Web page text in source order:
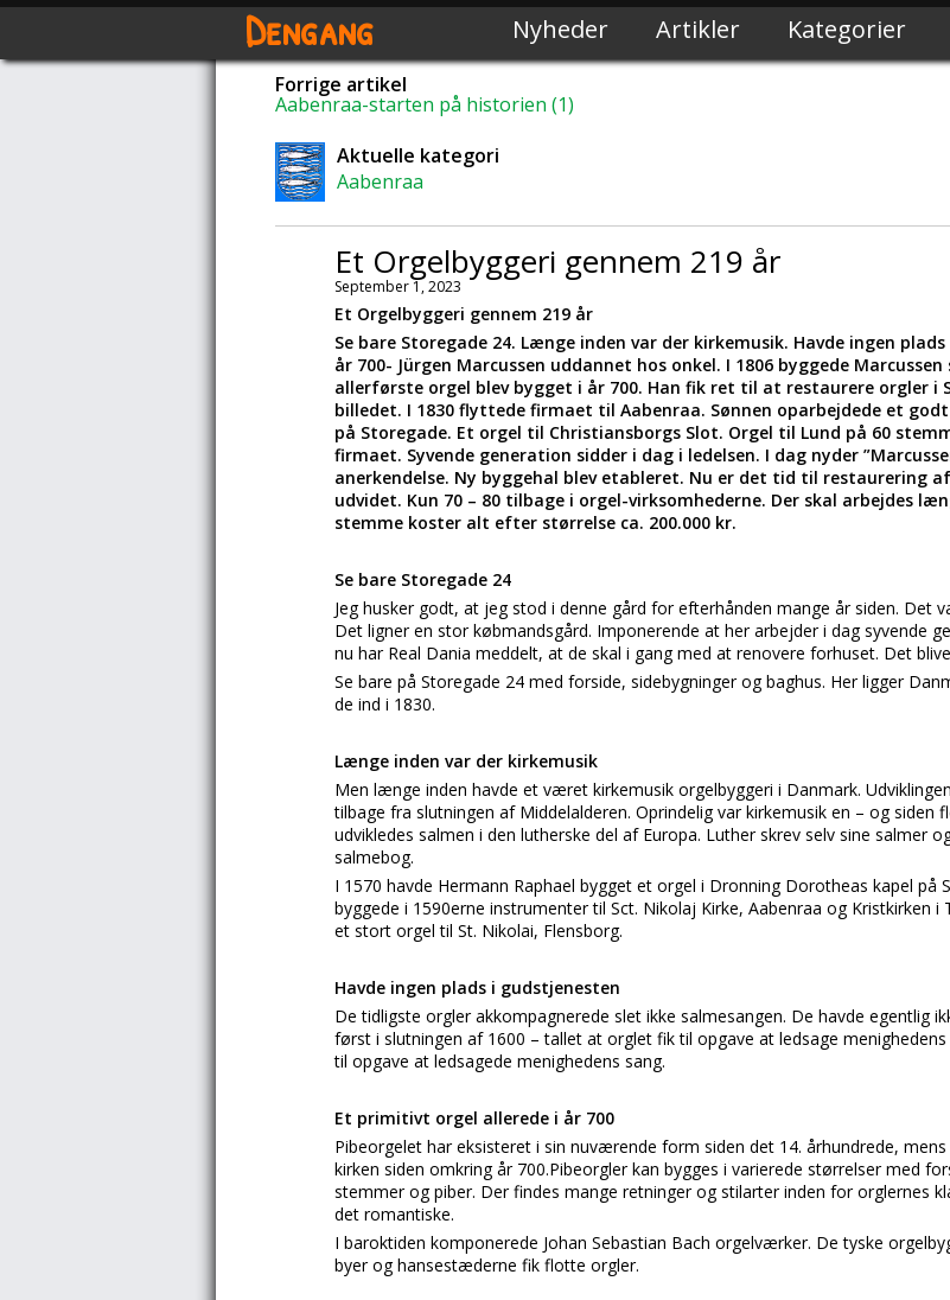
Dengang Nyheder Artikler Kategorier
Forrige artikel
Aabenraa-starten på historien (1)
Aktuelle kategori
Aabenraa
Et Orgelbyggeri gennem 219 år
September 1, 2023
Et Orgelbyggeri gennem 219 år
Se bare Storegade 24. Længe inden var der kirkemusik. Havde ingen
år 700- Jürgen Marcussen uddannet hos onkel. I 1806 byggede
allerførste orgel blev bygget i år 700. Han fik ret til at restaurere orgler i
billedet. I 1830 flyttede firmaet til Aabenraa. Sønnen oparbejdede et
på Storegade. Et orgel til Christiansborgs Slot. Orgel til Lund på 60
firmaet. Syvende generation sidder i dag i ledelsen. I dag nyder
anerkendelse. Ny byggehal blev etableret. Nu er det tid til restaurering
udvidet. Kun 70 – 80 tilbage i orgel-virksomhederne. Der skal arbejdes
stemme koster alt efter størrelse ca. 200.000 kr.
Se bare Storegade 24
Jeg husker godt, at jeg stod i denne gård for efterhånden mange år siden. Det
Det ligner en stor købmandsgård. Imponerende at her arbejder i dag syvende
nu har Real Dania meddelt, at de skal i gang med at renovere forhuset. Det
Se bare på Storegade 24 med forside, sidebygninger og baghus. Her ligger
de ind i 1830.
Længe inden var der kirkemusik
Men længe inden havde et været kirkemusik orgelbyggeri i Danmark.
tilbage fra slutningen af Middelalderen. Oprindelig var kirkemusik en – og
udvikledes salmen i den lutherske del af Europa. Luther skrev selv sine salmer
salmebog.
I 1570 havde Hermann Raphael bygget et orgel i Dronning Dorotheas kapel på
byggede i 1590erne instrumenter til Sct. Nikolaj Kirke, Aabenraa og Kristkirken
et stort orgel til St. Nikolai, Flensborg.
Havde ingen plads i gudstjenesten
De tidligste orgler akkompagnerede slet ikke salmesangen. De havde egentlig
først i slutningen af 1600 – tallet at orglet fik til opgave at ledsage
til opgave at ledsagede menighedens sang.
Et primitivt orgel allerede i år 700
Pibeorgelet har eksisteret i sin nuværende form siden det 14. århundrede,
kirken siden omkring år 700.Pibeorgler kan bygges i varierede størrelser med
stemmer og piber. Der findes mange retninger og stilarter inden for orglernes
det romantiske.
I baroktiden komponerede Johan Sebastian Bach orgelværker. De tyske
byer og hansestæderne fik flotte orgler.